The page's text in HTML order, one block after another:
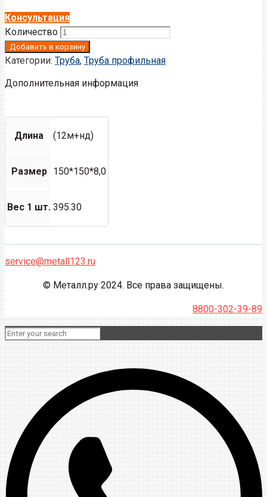
Консультация
Количество
Добавить в корзину
Категории: Труба, Труба профильная
Дополнительная информация
Длина (12м+нд)
Размер 150*150*8,0
Вес 1 шт. 395.30
service@metall123.ru
© Металл.ру 2024. Все права защищены.
8800-302-39-89